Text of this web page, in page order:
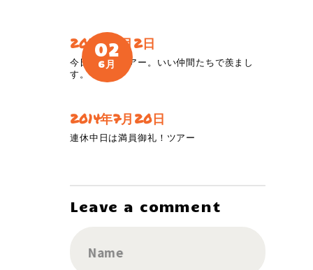
02
6月
2019年6月2日
今日は男旅ツアー。いい仲間たちで羨まし
す。
2014年7月20日
連休中日は満員御礼！ツアー
Leave a comment
Name